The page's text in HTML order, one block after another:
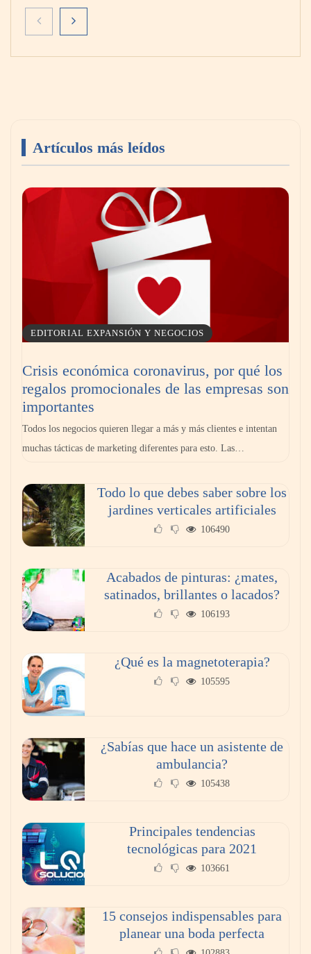
Digitech amplía su presencia en Madrid con
una tercera sede especializada en FP
Emcesa se convierte en el aliado perfecto
para los restaurantes y bares este verano
Policlínica Gipuzkoa: «Durante el eclipse, un
minuto de espectáculo, un daño para
siempre»
gran protagonismo en la próxima feria
Veteco, en la que Colombia será el país
invitado
Artículos más leídos
EDITORIAL EXPANSIÓN Y NEGOCIOS
Crisis económica coronavirus, por qué los
regalos promocionales de las empresas son
importantes
Todos los negocios quieren llegar a más y más clientes e intentan
muchas tácticas de marketing diferentes para esto. Las…
Todo lo que debes saber sobre los
jardines verticales artificiales
106490
Acabados de pinturas: ¿mates,
satinados, brillantes o lacados?
106193
¿Qué es la magnetoterapia?
105595
¿Sabías que hace un asistente de
ambulancia?
105438
Principales tendencias
tecnológicas para 2021
103661
15 consejos indispensables para
planear una boda perfecta